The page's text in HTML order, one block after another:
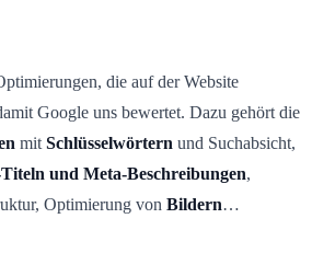
die auf der Website
Google uns bewertet. Dazu gehört die
mit Schlüsselwörtern und Suchabsicht,
und Meta-Beschreibungen,
Optimierung von Bildern…